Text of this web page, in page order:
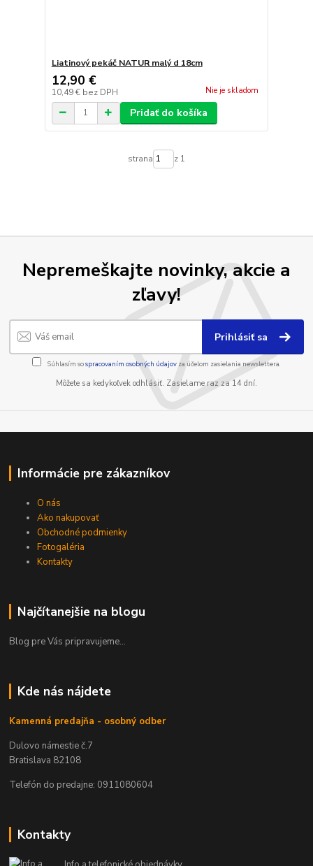
Liatinový pekáč NATUR malý d 18cm
12,90 €
10,49 € bez DPH Nie je skladom
Pridať do košíka
strana z 1
Nepremeškajte novinky, akcie a
zľavy!
Prihlásiť sa
Súhlasím sospracovaním osobných údajov za účelom zasielania newslettera.
Môžete sa kedykoľvek odhlásiť. Zasielame raz za 14 dní.
Informácie pre zákazníkov
O nás
Ako nakupovať
Obchodné podmienky
Fotogaléria
Kontakty
Najčítanejšie na blogu
Blog pre Vás pripravujeme...
Kde nás nájdete
Kamenná predajňa - osobný odber
Dulovo námestie č.7
Bratislava 82108
Telefón do predajne: 0911080604
Kontakty